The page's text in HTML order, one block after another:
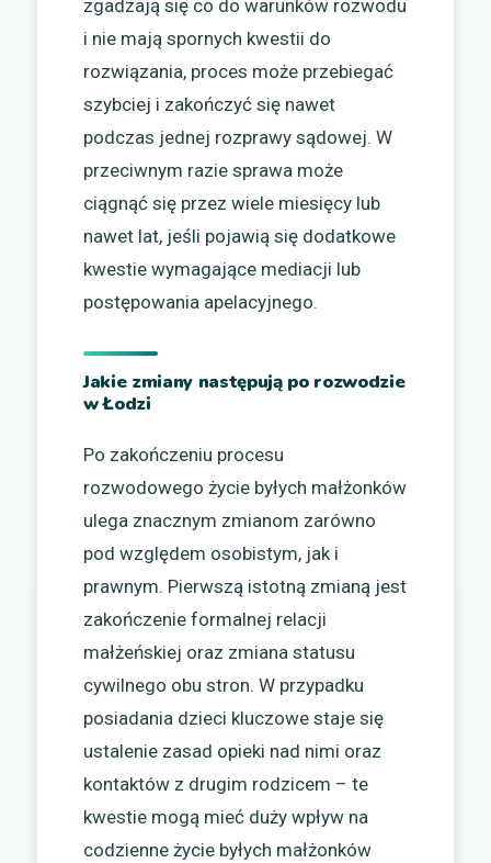
zgadzają się co do warunków rozwodu
i nie mają spornych kwestii do
rozwiązania, proces może przebiegać
szybciej i zakończyć się nawet
podczas jednej rozprawy sądowej. W
przeciwnym razie sprawa może
ciągnąć się przez wiele miesięcy lub
nawet lat, jeśli pojawią się dodatkowe
kwestie wymagające mediacji lub
postępowania apelacyjnego.
Jakie zmiany następują po rozwodzie
w Łodzi
Po zakończeniu procesu
rozwodowego życie byłych małżonków
ulega znacznym zmianom zarówno
pod względem osobistym, jak i
prawnym. Pierwszą istotną zmianą jest
zakończenie formalnej relacji
małżeńskiej oraz zmiana statusu
cywilnego obu stron. W przypadku
posiadania dzieci kluczowe staje się
ustalenie zasad opieki nad nimi oraz
kontaktów z drugim rodzicem – te
kwestie mogą mieć duży wpływ na
codzienne życie byłych małżonków